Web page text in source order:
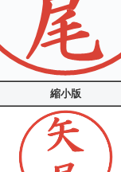
縮小版